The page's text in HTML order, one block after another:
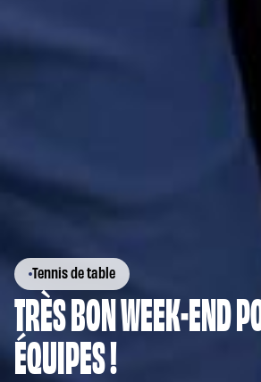
Tennis de table
TRÈS BON WEEK-END
ÉQUIPES !